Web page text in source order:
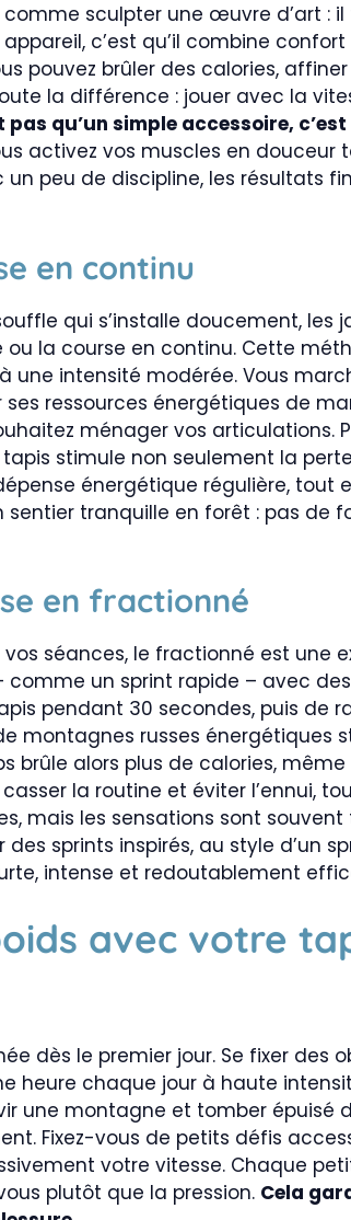
sculpter une œuvre d’art :
c’est qu’il combine
pouvez brûler des calories,
la différence : jouer avec la
pas qu’un simple accessoire,
activez vos muscles en douceur
peu de discipline, les résultats
en continu
qui s’installe doucement, les
ou la course en continu. Cette
intensité modérée. Vous
ressources énergétiques de
ménager vos articulations.
stimule non seulement la
énergétique régulière, tout
tranquille en forêt : pas de
en fractionné
séances, le fractionné est une
comme un sprint rapide – avec
pendant 30 secondes, puis de
montagnes russes énergétiques
alors plus de calories, même
la routine et éviter l’ennui,
mais les sensations sont
sprints inspirés, au style d’un
intense et redoutablement
avec votre
dès le premier jour. Se fixer des
heure chaque jour à haute
une montagne et tomber épuisé
Fixez-vous de petits défis
votre vitesse. Chaque
plutôt que la pression. Cela